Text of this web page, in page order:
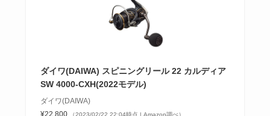
ダイワ(DAIWA) スピニングリール 22 カルディア
SW 4000-CXH(2022モデル)
ダイワ(DAIWA)
¥22,800
（2023/02/22 22:04時点 | Amazon調べ）